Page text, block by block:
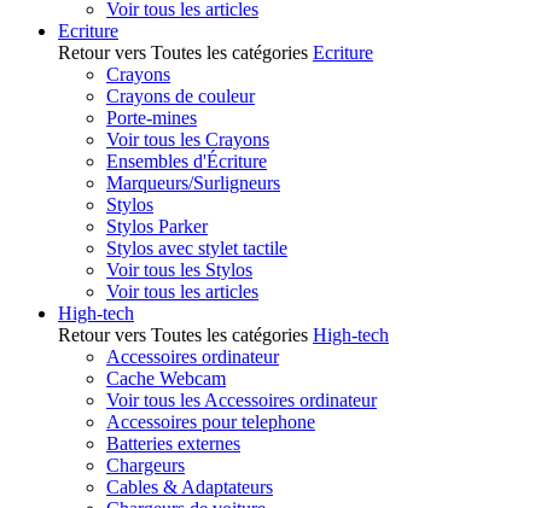
Voir tous les articles
Ecriture
Retour vers Toutes les catégories Ecriture
Crayons
Crayons de couleur
Porte-mines
Voir tous les Crayons
Ensembles d'Écriture
Marqueurs/Surligneurs
Stylos
Stylos Parker
Stylos avec stylet tactile
Voir tous les Stylos
Voir tous les articles
High-tech
Retour vers Toutes les catégories High-tech
Accessoires ordinateur
Cache Webcam
Voir tous les Accessoires ordinateur
Accessoires pour telephone
Batteries externes
Chargeurs
Cables & Adaptateurs